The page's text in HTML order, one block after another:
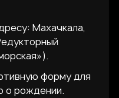
Махачкала,
форму для
о рождении.